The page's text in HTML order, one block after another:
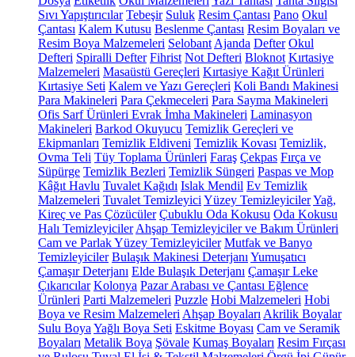
Sıvı Yapıştırıcılar Tebeşir Suluk Resim Çantası Pano Okul
Çantası Kalem Kutusu Beslenme Çantası Resim Boyaları ve
Resim Boya Malzemeleri Selobant Ajanda Defter Okul
Defteri Spiralli Defter Fihrist Not Defteri Bloknot Kırtasiye
Malzemeleri Masaüstü Gereçleri Kırtasiye Kağıt Ürünleri
Kırtasiye Seti Kalem ve Yazı Gereçleri Koli Bandı Makinesi
Para Makineleri Para Çekmeceleri Para Sayma Makineleri
Ofis Sarf Ürünleri Evrak İmha Makineleri Laminasyon
Makineleri Barkod Okuyucu Temizlik Gereçleri ve
Ekipmanları Temizlik Eldiveni Temizlik Kovası Temizlik,
Ovma Teli Tüy Toplama Ürünleri Faraş Çekpas Fırça ve
Süpürge Temizlik Bezleri Temizlik Süngeri Paspas ve Mop
Kâğıt Havlu Tuvalet Kağıdı Islak Mendil Ev Temizlik
Malzemeleri Tuvalet Temizleyici Yüzey TemizleyicilerYağ,
Kireç ve Pas Çözücüler Çubuklu Oda Kokusu Oda Kokusu
Halı Temizleyiciler Ahşap Temizleyiciler ve Bakım Ürünleri
Cam ve Parlak Yüzey Temizleyiciler Mutfak ve Banyo
Temizleyiciler Bulaşık Makinesi Deterjanı Yumuşatıcı
Çamaşır Deterjanı Elde Bulaşık Deterjanı Çamaşır Leke
Çıkarıcılar Kolonya Pazar Arabası ve Çantası Eğlence
Ürünleri Parti Malzemeleri Puzzle Hobi Malzemeleri Hobi
Boya ve Resim Malzemeleri Ahşap Boyaları Akrilik Boyalar
Sulu Boya Yağlı Boya Seti Eskitme Boyası Cam ve Seramik
Boyaları Metalik Boya Şövale Kumaş Boyaları Resim Fırçası